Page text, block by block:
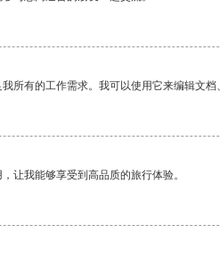
所有的工作需求。我可以使用它来编辑文档
让我能够享受到高品质的旅行体验。